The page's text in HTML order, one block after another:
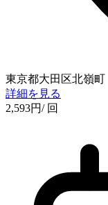
東京都大田区北嶺町
詳細を見る
2,593円/ 回